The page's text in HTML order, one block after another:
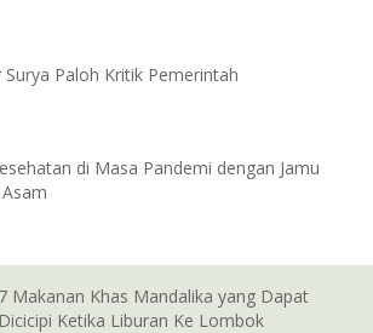
Surya Paloh Kritik Pemerintah
di Masa Pandemi dengan Jamu
7 Makanan Khas Mandalika yang Dapat
Dicicipi Ketika Liburan Ke Lombok